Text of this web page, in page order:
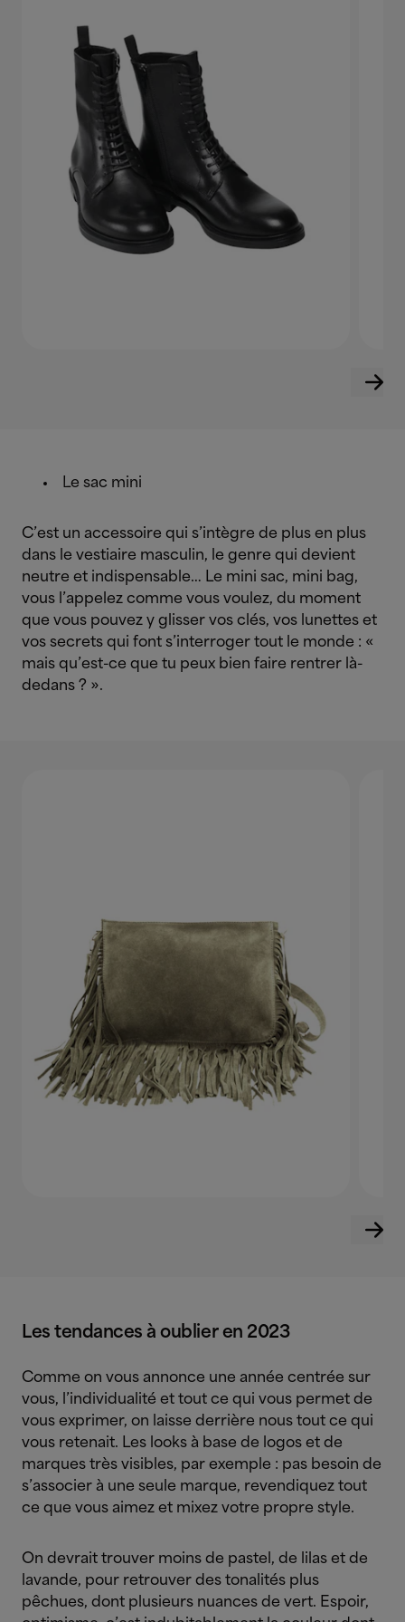
Le sac mini
C’est un accessoire qui s’intègre de plus en plus
dans le vestiaire masculin, le genre qui devient
neutre et indispensable… Le mini sac, mini bag,
vous l’appelez comme vous voulez, du moment
que vous pouvez y glisser vos clés, vos lunettes et
vos secrets qui font s’interroger tout le monde : «
mais qu’est-ce que tu peux bien faire rentrer là-
dedans ? ».
Les tendances à oublier en 2023
Comme on vous annonce une année centrée sur
vous, l’individualité et tout ce qui vous permet de
vous exprimer, on laisse derrière nous tout ce qui
vous retenait. Les looks à base de logos et de
marques très visibles, par exemple : pas besoin de
s’associer à une seule marque, revendiquez tout
ce que vous aimez et mixez votre propre style.
On devrait trouver moins de pastel, de lilas et de
lavande, pour retrouver des tonalités plus
pêchues, dont plusieurs nuances de vert. Espoir,